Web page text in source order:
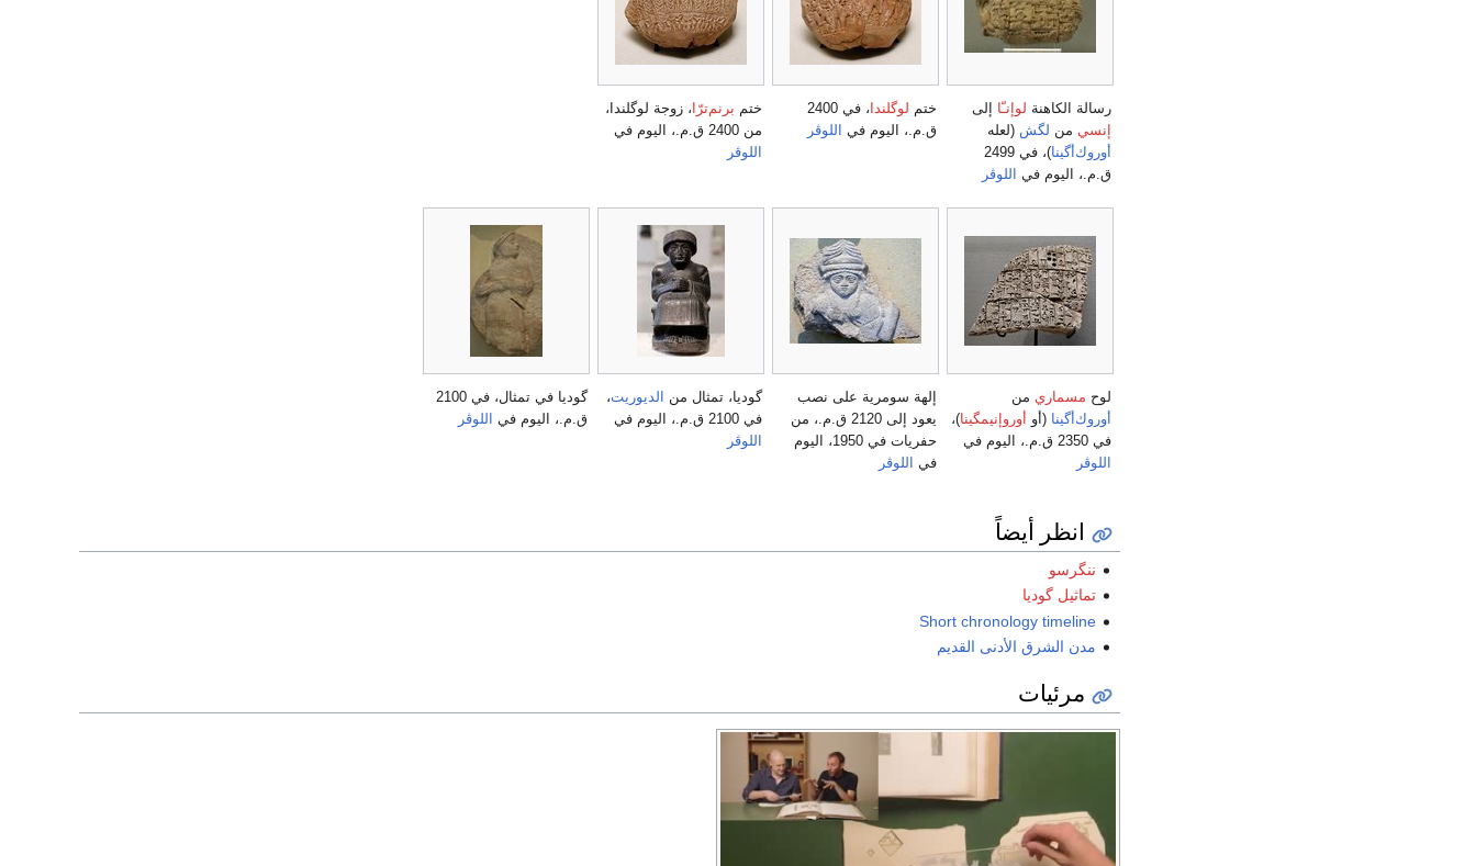
رسالة الكاهنة لوإنـّا إلى
إنسي من لگش (لعله
أوروك‌أگينا
)، في 2499
ق.م.، اليوم في اللوڤر
ختم لوگلندا
، في 2400
ق.م.، اليوم في اللوڤر
ختم برنم‌ترّا، زوجة لوگلندا،
من 2400 ق.م.، اليوم في
اللوڤر
لوح مسماري من
أوروك‌أگينا (أو أوروإنيمگينا)،
في 2350 ق.م.، اليوم في
اللوڤر
إلهة سومرية على نصب
يعود إلى 2120 ق.م.، من
حفريات في 1950، اليوم
في اللوڤر
گوديا، تمثال من الديوريت،
في 2100 ق.م.، اليوم في
اللوڤر
گوديا في تمثال، في 2100
ق.م.، اليوم في اللوڤر
انظر أيضاً
ننگرسو
تماثيل گوديا
Short chronology timeline
مدن الشرق الأدنى القديم
مرئيات